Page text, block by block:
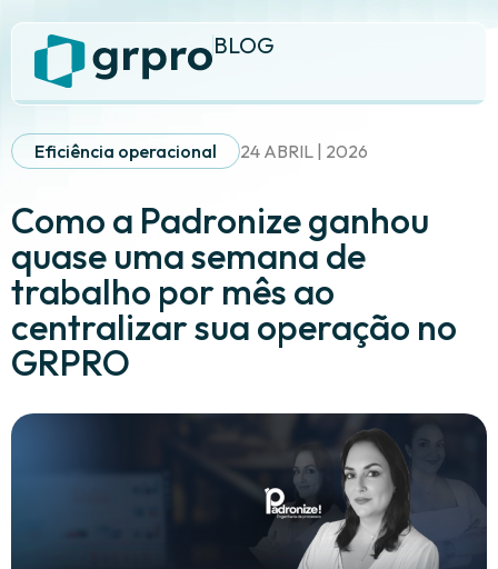
BLOG
Eficiência operacional 24 ABRIL | 2026
Como a Padronize ganhou
quase uma semana de
trabalho por mês ao
centralizar sua operação no
GRPRO